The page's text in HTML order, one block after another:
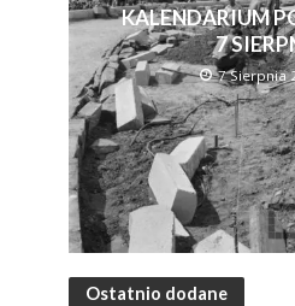
KALENDARIUM
7
7 Sierpnia
Ostatnio dodane